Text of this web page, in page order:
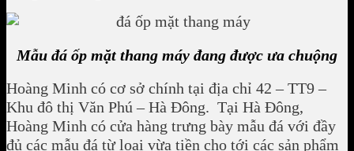
Mẫu đá ốp mặt thang máy đang được ưa chuộng
Hoàng Minh có cơ sở chính tại địa chỉ 42 – TT9 –
Khu đô thị Văn Phú – Hà Đông. Tại Hà Đông,
Hoàng Minh có cửa hàng trưng bày mẫu đá với đầy
đủ các mẫu đá từ loại vừa tiền cho tới các sản phẩm